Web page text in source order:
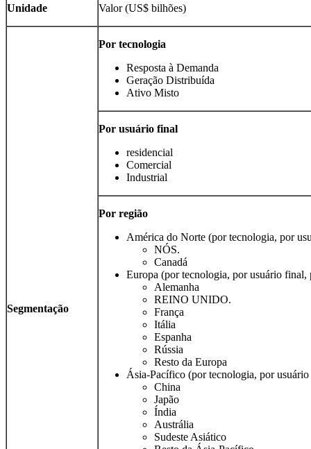
Unidade Valor (US$ bilhões)
Segmentação
Por tecnologia
Resposta à Demanda
Geração Distribuída
Ativo Misto
Por usuário final
residencial
Comercial
Industrial
Por região
América do Norte (por tecnologia, por
NÓS.
Canadá
Europa (por tecnologia, por usuário final,
Alemanha
REINO UNIDO.
França
Itália
Espanha
Rússia
Resto da Europa
Ásia-Pacífico (por tecnologia, por
China
Japão
Índia
Austrália
Sudeste Asiático